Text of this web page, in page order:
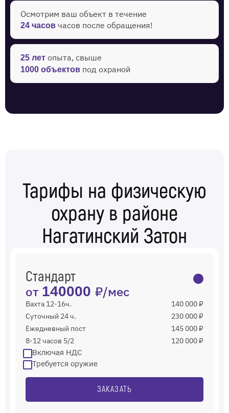
Осмотрим ваш объект в течение ‍
24 часов часов после обращения!
25 лет опыта, свыше
1000 объектов под охраной
Тарифы на физическую
охрану в районе
Нагатинский Затон
Стандарт
от 140000 ₽/мес
Вахта 12-16ч.
140 000 ₽
Суточный 24 ч.
230 000 ₽
Ежедневный пост
145 000 ₽
8-12 часов 5/2
120 000 ₽
Включая НДС
Требуется оружие
ЗАКАЗАТЬ